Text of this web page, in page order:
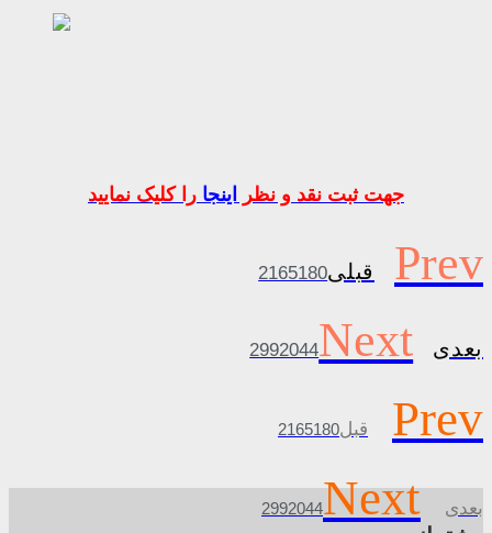
جهت ثبت نقد و نظر اینجا را کلیک نمایید
Prev قبلی2165180
بعدی 2992044Next
Prev قبل2165180
بعدی 2992044Next